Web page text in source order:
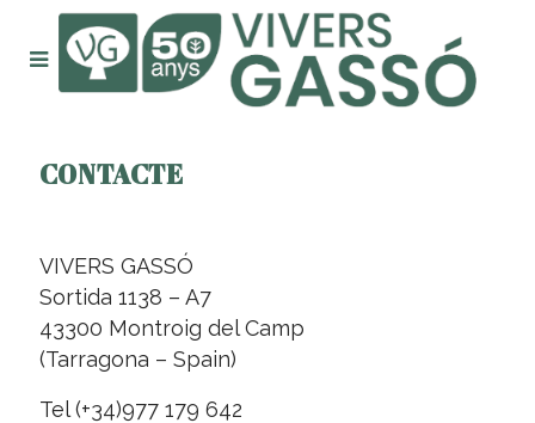
CONTACTE
VIVERS GASSÓ
Sortida 1138 – A7
43300 Montroig del Camp
(Tarragona – Spain)
Tel (+34)977 179 642